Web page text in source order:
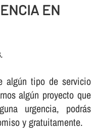
EN
.
algún tipo de servicio
algún proyecto que
urgencia, podrás
y gratuitamente.